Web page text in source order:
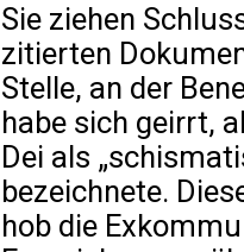
Sie ziehen
zitierten
Stelle, an der
habe sich geirrt,
Dei als
bezeichnete.
hob die